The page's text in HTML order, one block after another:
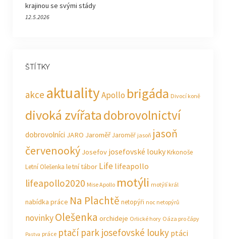
krajinou se svými stády
12.5.2026
ŠTÍTKY
akce aktualityApollo brigáda Divocí koně
divoká zvířatadobrovolnictví
dobrovolníci JARO JaroměřJaroměř jasoň jasoň
červenooký Josefov josefovské loukyKrkonoše
Letní Olešenka letní tábor Life lifeapollo
lifeapollo2020 Mise Apollo motýli motýlí král
nabídka práce Na Plachtě netopýři noc netopýrů
novinkyOlešenka orchideje Orlické hory Oáza pro čápy
Pastva práce ptačí park josefovské louky ptáci